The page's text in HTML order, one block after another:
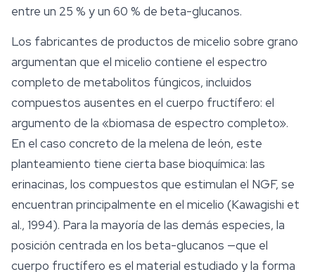
entre un 25 % y un 60 % de beta-glucanos.
Los fabricantes de productos de micelio sobre grano
argumentan que el micelio contiene el espectro
completo de metabolitos fúngicos, incluidos
compuestos ausentes en el cuerpo fructífero: el
argumento de la «biomasa de espectro completo».
En el caso concreto de la melena de león, este
planteamiento tiene cierta base bioquímica: las
erinacinas, los compuestos que estimulan el NGF, se
encuentran principalmente en el micelio (Kawagishi et
al., 1994). Para la mayoría de las demás especies, la
posición centrada en los beta-glucanos —que el
cuerpo fructífero es el material estudiado y la forma